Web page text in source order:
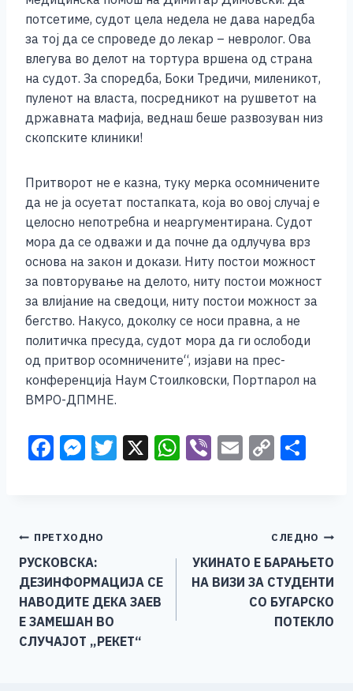
потсетиме, судот цела недела не дава наредба
за тој да се спроведе до лекар – невролог. Ова
влегува во делот на тортура вршена од страна
на судот. За споредба, Боки Тредичи, миленикот,
пуленот на власта, посредникот на рушветот на
државната мафија, веднаш беше развозуван низ
скопските клиники!
Притворот не е казна, туку мерка осомничените
да не ја осуетат постапката, која во овој случај е
целосно непотребна и неаргументирана. Судот
мора да се одважи и да почне да одлучува врз
основа на закон и докази. Ниту постои можност
за повторување на делото, ниту постои можност
за влијание на сведоци, ниту постои можност за
бегство. Накусо, доколку се носи правна, а не
политичка пресуда, судот мора да ги ослободи
од притвор осомничените“, изјави на прес-
конференција Наум Стоилковски, Портпарол на
ВМРО-ДПМНЕ.
F
b
o
o
k
M
n
g
er
T X W
A
p
Vi E C
Li
n
k
Навигација
на
напис
ПРЕТХОДНО
РУСКОВСКА:
ДЕЗИНФОРМАЦИЈА СЕ
НАВОДИТЕ ДЕКА ЗАЕВ
Е ЗАМЕШАН ВО
СЛУЧАЈОТ „РЕКЕТ“
СЛЕДНО
УКИНАТО Е БАРАЊЕТО
НА ВИЗИ ЗА СТУДЕНТИ
СО БУГАРСКО
ПОТЕКЛО